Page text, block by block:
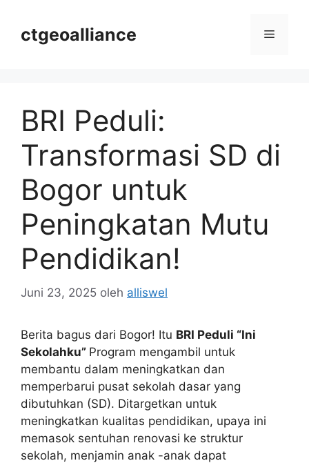
ctgeoalliance Menu
BRI Peduli:
Transformasi SD di
Bogor untuk
Peningkatan Mutu
Pendidikan!
Juni 23, 2025 oleh alliswel
Berita bagus dari Bogor! Itu BRI Peduli “Ini
Sekolahku” Program mengambil untuk
membantu dalam meningkatkan dan
memperbarui pusat sekolah dasar yang
dibutuhkan (SD). Ditargetkan untuk
meningkatkan kualitas pendidikan, upaya ini
memasok sentuhan renovasi ke struktur
sekolah, menjamin anak -anak dapat